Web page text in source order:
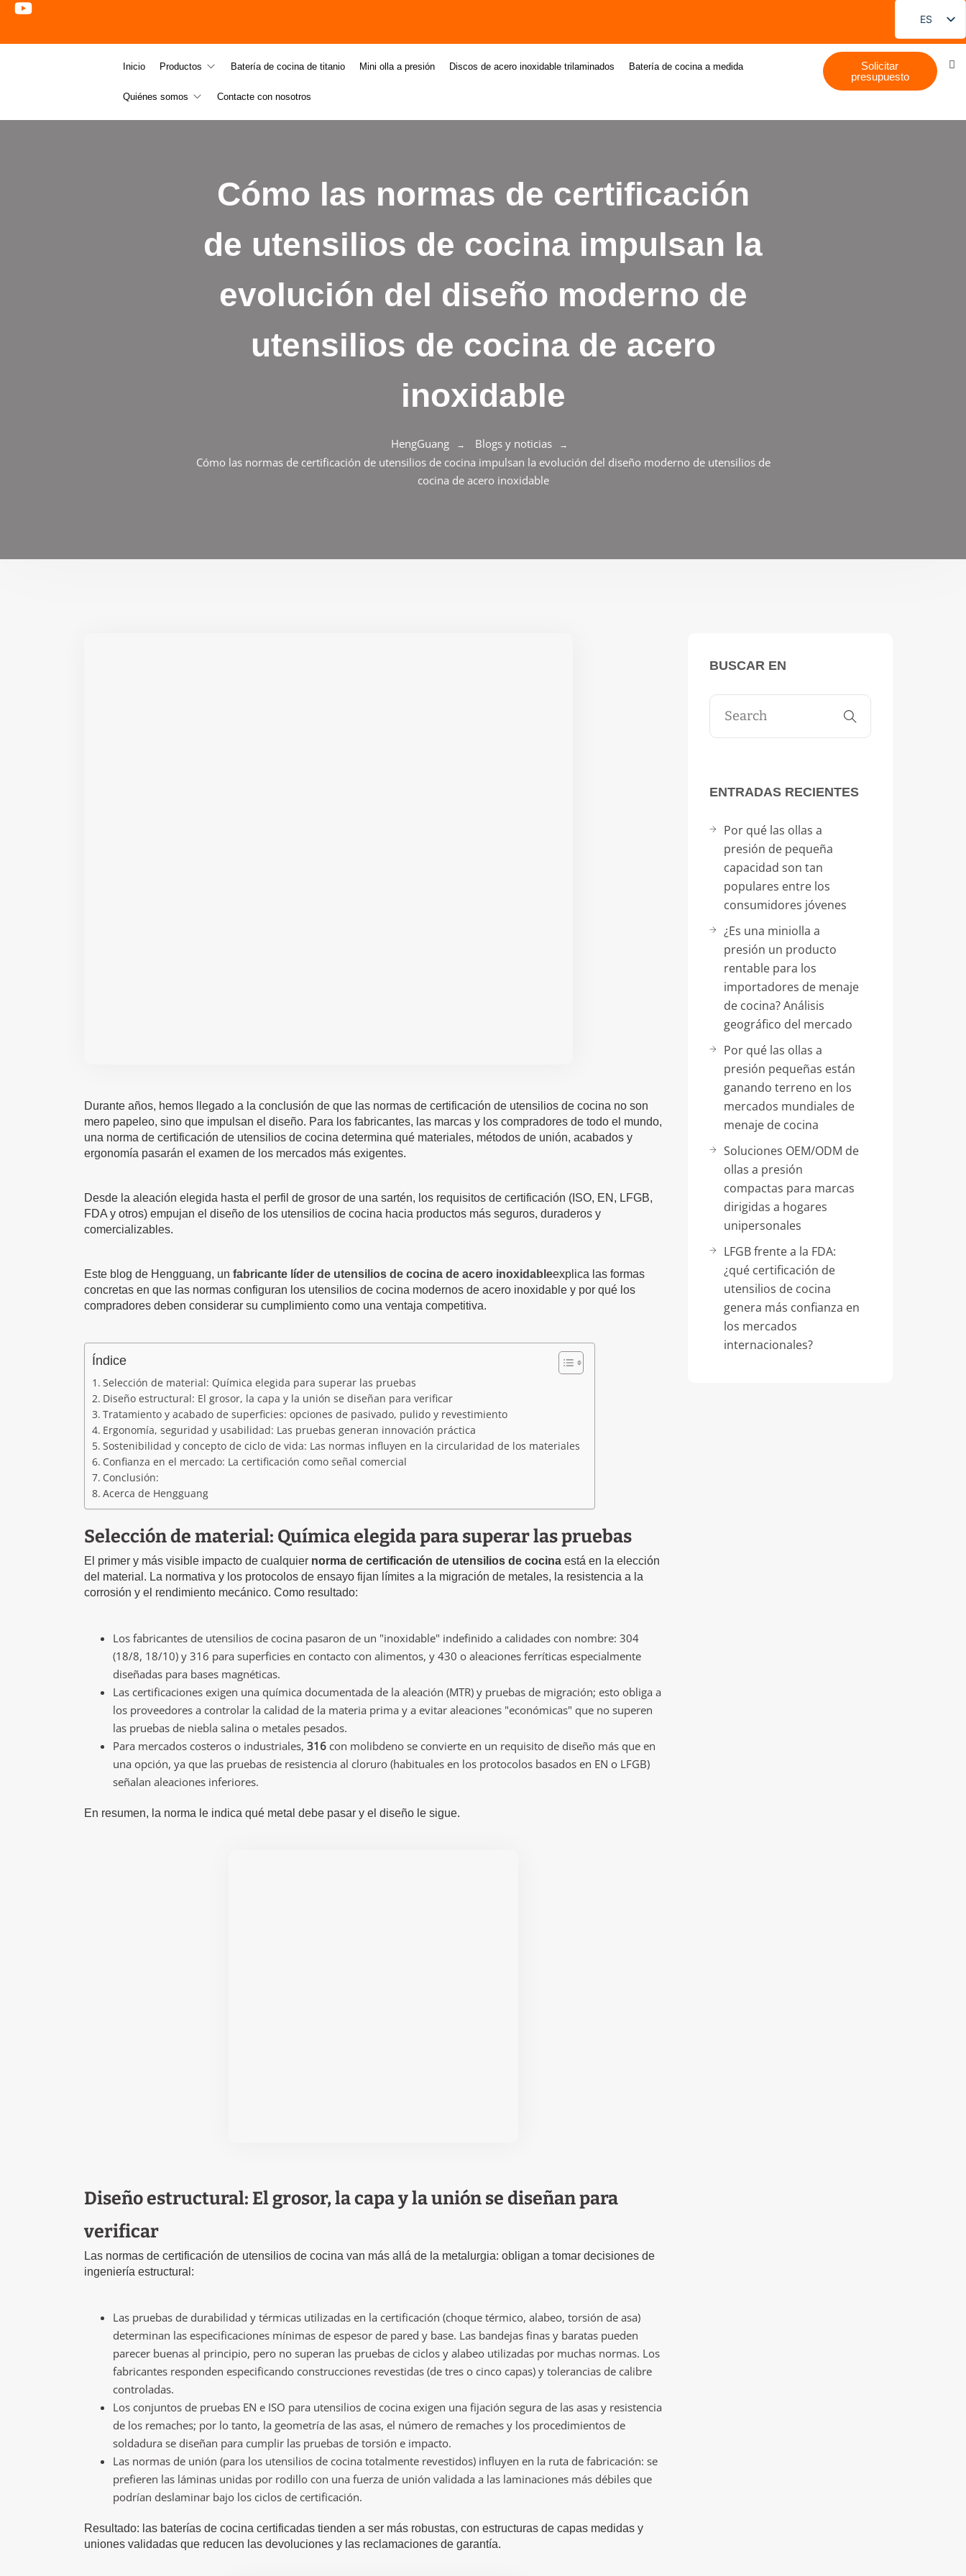
ES
EN
DE
Inicio Productos Batería de cocina de titanio Mini olla a presión Discos de acero inoxidable trilaminados Batería de cocina a medida
Quiénes somos Contacte con nosotros
Solicitar
presupuesto
Cómo las normas de certificación
de utensilios de cocina impulsan la
evolución del diseño moderno de
utensilios de cocina de acero
inoxidable
HengGuang
Blogs y noticias
Cómo las normas de certificación de utensilios de cocina impulsan la evolución del diseño moderno de utensilios de
cocina de acero inoxidable
Durante años, hemos llegado a la conclusión de que las normas de certificación de utensilios de cocina no son
mero papeleo, sino que impulsan el diseño. Para los fabricantes, las marcas y los compradores de todo el mundo,
una norma de certificación de utensilios de cocina determina qué materiales, métodos de unión, acabados y
ergonomía pasarán el examen de los mercados más exigentes.
Desde la aleación elegida hasta el perfil de grosor de una sartén, los requisitos de certificación (ISO, EN, LFGB,
FDA y otros) empujan el diseño de los utensilios de cocina hacia productos más seguros, duraderos y
comercializables.
Este blog de Hengguang, un fabricante líder de utensilios de cocina de acero inoxidableexplica las formas
concretas en que las normas configuran los utensilios de cocina modernos de acero inoxidable y por qué los
compradores deben considerar su cumplimiento como una ventaja competitiva.
Índice
Selección de material: Química elegida para superar las pruebas
Diseño estructural: El grosor, la capa y la unión se diseñan para verificar
Tratamiento y acabado de superficies: opciones de pasivado, pulido y revestimiento
Ergonomía, seguridad y usabilidad: Las pruebas generan innovación práctica
Sostenibilidad y concepto de ciclo de vida: Las normas influyen en la circularidad de los materiales
Confianza en el mercado: La certificación como señal comercial
Conclusión:
Acerca de Hengguang
Selección de material: Química elegida para superar las pruebas
El primer y más visible impacto de cualquier norma de certificación de utensilios de cocina está en la elección
del material. La normativa y los protocolos de ensayo fijan límites a la migración de metales, la resistencia a la
corrosión y el rendimiento mecánico. Como resultado:
Los fabricantes de utensilios de cocina pasaron de un "inoxidable" indefinido a calidades con nombre: 304
(18/8, 18/10) y 316 para superficies en contacto con alimentos, y 430 o aleaciones ferríticas especialmente
diseñadas para bases magnéticas.
Las certificaciones exigen una química documentada de la aleación (MTR) y pruebas de migración; esto obliga a
los proveedores a controlar la calidad de la materia prima y a evitar aleaciones "económicas" que no superen
las pruebas de niebla salina o metales pesados.
Para mercados costeros o industriales, 316 con molibdeno se convierte en un requisito de diseño más que en
una opción, ya que las pruebas de resistencia al cloruro (habituales en los protocolos basados en EN o LFGB)
señalan aleaciones inferiores.
En resumen, la norma le indica qué metal debe pasar y el diseño le sigue.
Diseño estructural: El grosor, la capa y la unión se diseñan para
verificar
Las normas de certificación de utensilios de cocina van más allá de la metalurgia: obligan a tomar decisiones de
ingeniería estructural:
Las pruebas de durabilidad y térmicas utilizadas en la certificación (choque térmico, alabeo, torsión de asa)
determinan las especificaciones mínimas de espesor de pared y base. Las bandejas finas y baratas pueden
parecer buenas al principio, pero no superan las pruebas de ciclos y alabeo utilizadas por muchas normas. Los
fabricantes responden especificando construcciones revestidas (de tres o cinco capas) y tolerancias de calibre
controladas.
Los conjuntos de pruebas EN e ISO para utensilios de cocina exigen una fijación segura de las asas y resistencia
de los remaches; por lo tanto, la geometría de las asas, el número de remaches y los procedimientos de
soldadura se diseñan para cumplir las pruebas de torsión e impacto.
Las normas de unión (para los utensilios de cocina totalmente revestidos) influyen en la ruta de fabricación: se
prefieren las láminas unidas por rodillo con una fuerza de unión validada a las laminaciones más débiles que
podrían deslaminar bajo los ciclos de certificación.
Resultado: las baterías de cocina certificadas tienden a ser más robustas, con estructuras de capas medidas y
uniones validadas que reducen las devoluciones y las reclamaciones de garantía.
BUSCAR EN
ENTRADAS RECIENTES
Por qué las ollas a
presión de pequeña
capacidad son tan
populares entre los
consumidores jóvenes
¿Es una miniolla a
presión un producto
rentable para los
importadores de menaje
de cocina? Análisis
geográfico del mercado
Por qué las ollas a
presión pequeñas están
ganando terreno en los
mercados mundiales de
menaje de cocina
Soluciones OEM/ODM de
ollas a presión
compactas para marcas
dirigidas a hogares
unipersonales
LFGB frente a la FDA:
¿qué certificación de
utensilios de cocina
genera más confianza en
los mercados
internacionales?